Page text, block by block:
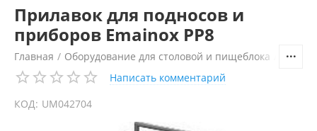
Прилавок для подносов и
приборов Emainox PP8
Главная / Оборудование для столовой и пищеблока
Написать комментарий
КОД: UM042704